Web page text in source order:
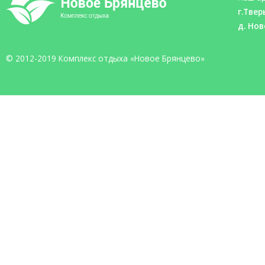
д.
© 2012-2019 Комплекс отдыха «Новое Брянцево»